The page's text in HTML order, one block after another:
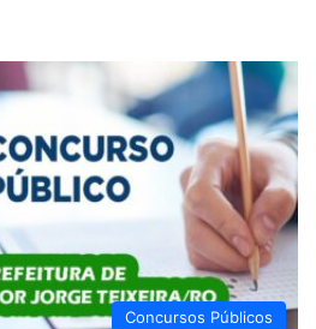
Concursos Públicos